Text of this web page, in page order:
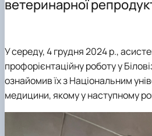
Structure (Laboratories &
Publications
ветеринарної
У середу, 4 грудня 2024 р.,
профорієнтаційну роботу у
ознайомив їх з Національним
медицини, якому у наступному